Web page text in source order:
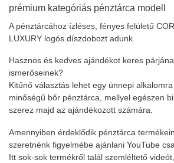
prémium kategóriás pénztárca modell
A pénztárcához ízléses, fényes felületű
LUXURY logós díszdobozt adunk.
Hasznos és kedves ajándékot keres
ismerőseinek?
Kitűnő választás lehet egy ünnepi
minőségű bőr pénztárca, mellyel egészen
szerez majd az ajándékozott számára.
Amennyiben érdeklődik pénztárca
szeretnénk figyelmébe ajánlani YouTube
Itt sok-sok termékről talál szemléltető